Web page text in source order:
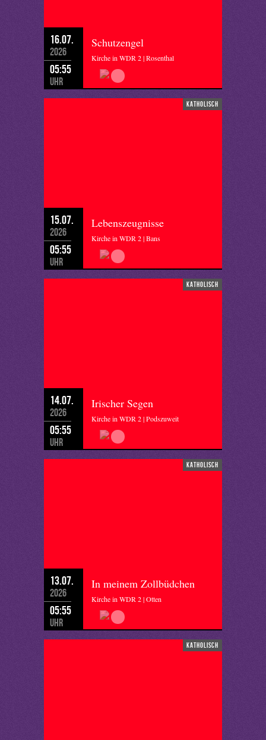
16.07.
2026
05:55
Uhr
Schutzengel
Kirche in WDR 2 | Rosenthal
katholisch
15.07.
2026
05:55
Uhr
Lebenszeugnisse
Kirche in WDR 2 | Bans
katholisch
14.07.
2026
05:55
Uhr
Irischer Segen
Kirche in WDR 2 | Podszuweit
katholisch
13.07.
2026
05:55
Uhr
In meinem Zollbüdchen
Kirche in WDR 2 | Otten
katholisch